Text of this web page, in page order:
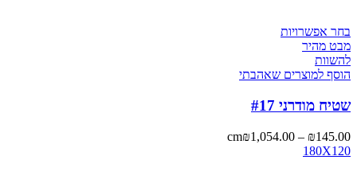
בחר אפשרויות
מבט מהיר
להשוות
הוסף למוצרים שאהבתי
שטיח מודרני #17
₪145.00
–
₪1,054.00
cm
180X120